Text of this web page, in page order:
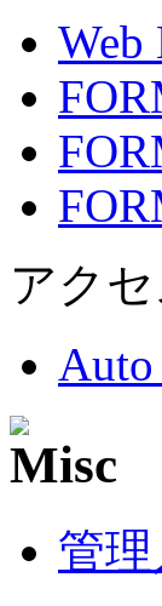
Web
アク
Auto
管